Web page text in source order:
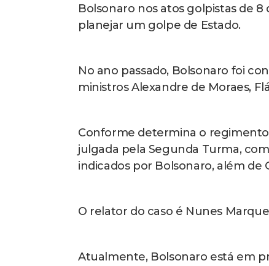
Bolsonaro nos atos golpistas de
planejar um golpe de Estado.
No ano passado, Bolsonaro foi
ministros Alexandre de Moraes,
Conforme determina o
julgada pela Segunda Turma,
indicados por Bolsonaro, além de
O relator do caso é Nunes
Atualmente, Bolsonaro está em